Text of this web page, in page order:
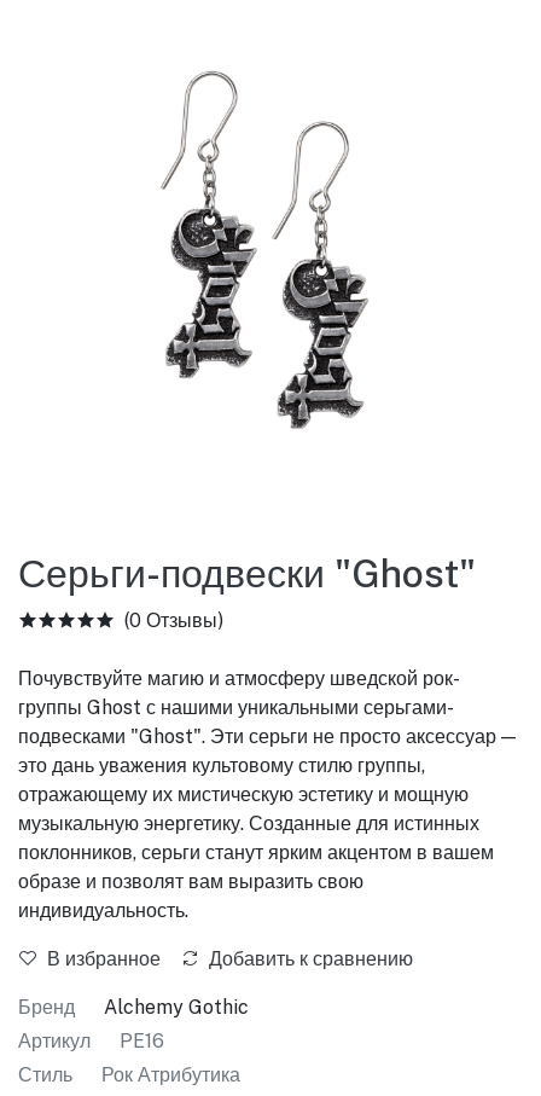
Серьги-подвески "Ghost"
(0 Отзывы)
Почувствуйте магию и атмосферу шведской рок-
группы Ghost с нашими уникальными серьгами-
подвесками "Ghost". Эти серьги не просто аксессуар —
это дань уважения культовому стилю группы,
отражающему их мистическую эстетику и мощную
музыкальную энергетику. Созданные для истинных
поклонников, серьги станут ярким акцентом в вашем
образе и позволят вам выразить свою
индивидуальность.
В избранное Добавить к сравнению
Бренд
Alchemy Gothic
Артикул
PE16
Стиль
Рок Атрибутика